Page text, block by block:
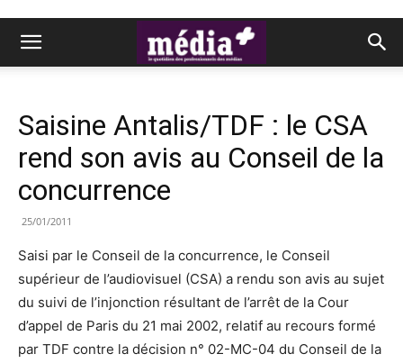
Saisine Antalis/TDF : le CSA
rend son avis au Conseil de la
concurrence
25/01/2011
Saisi par le Conseil de la concurrence, le Conseil
supérieur de l’audiovisuel (CSA) a rendu son avis au sujet
du suivi de l’injonction résultant de l’arrêt de la Cour
d’appel de Paris du 21 mai 2002, relatif au recours formé
par TDF contre la décision n° 02-MC-04 du Conseil de la